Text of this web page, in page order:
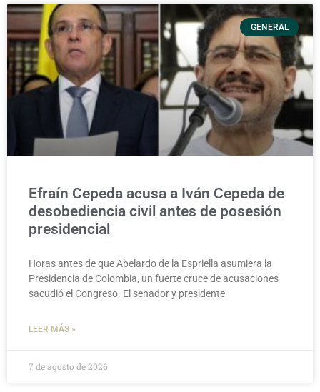
GENERAL
Efraín Cepeda acusa a Iván Cepeda de
desobediencia civil antes de posesión
presidencial
Horas antes de que Abelardo de la Espriella asumiera la
Presidencia de Colombia, un fuerte cruce de acusaciones
sacudió el Congreso. El senador y presidente
LEER MÁS »
7 de agosto de 2026